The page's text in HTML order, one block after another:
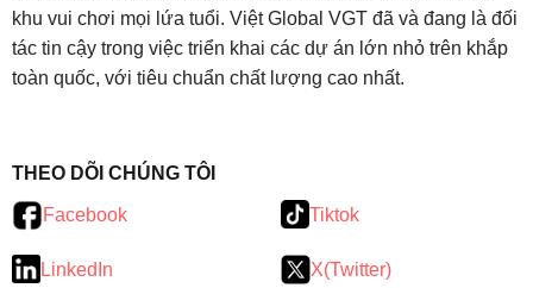
khu vui chơi mọi lứa tuổi. Việt Global VGT đã và đang là đối
tác tin cậy trong việc triển khai các dự án lớn nhỏ trên khắp
toàn quốc, với tiêu chuẩn chất lượng cao nhất.
THEO DÕI CHÚNG TÔI
Facebook Tiktok
LinkedIn X(Twitter)